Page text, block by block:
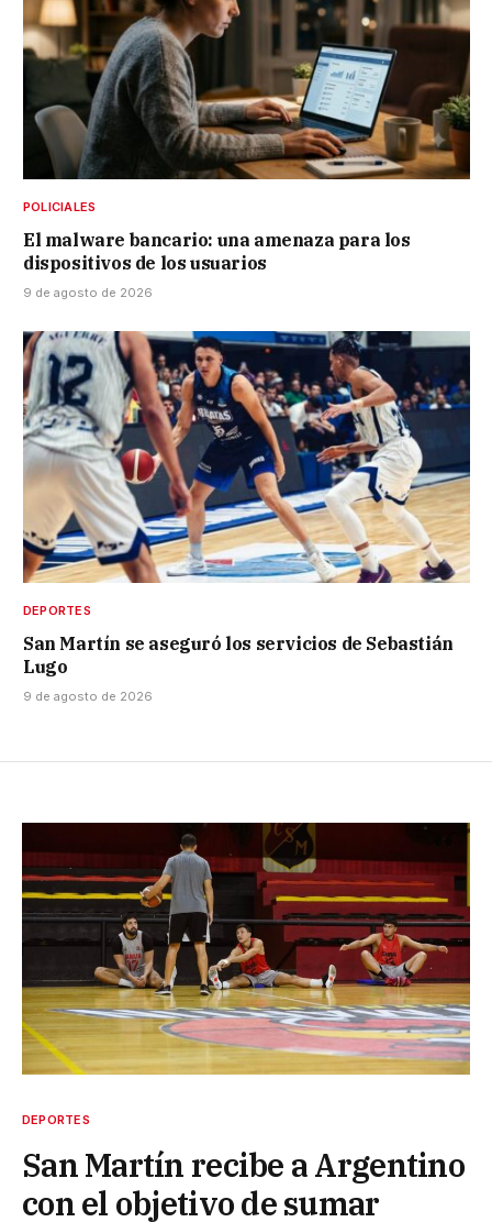
POLICIALES
El malware bancario: una amenaza para los
dispositivos de los usuarios
9 de agosto de 2026
DEPORTES
San Martín se aseguró los servicios de Sebastián
Lugo
9 de agosto de 2026
DEPORTES
San Martín recibe a Argentino
con el objetivo de sumar